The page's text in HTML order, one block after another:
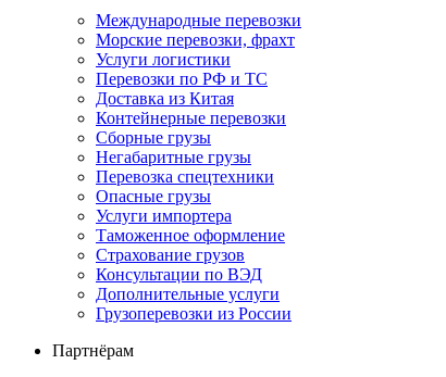
Международные перевозки
Морские перевозки, фрахт
Услуги логистики
Перевозки по РФ и ТС
Доставка из Китая
Контейнерные перевозки
Сборные грузы
Негабаритные грузы
Перевозка спецтехники
Опасные грузы
Услуги импортера
Таможенное оформление
Страхование грузов
Консультации по ВЭД
Дополнительные услуги
Грузоперевозки из России
Партнёрам